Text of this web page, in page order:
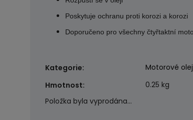
Poskytuje ochranu proti korozi a korozi
Doporučeno pro všechny čtyřtaktní
Kategorie:
Motorové
Hmotnost:
0.25 kg
Položka byla vyprodána…